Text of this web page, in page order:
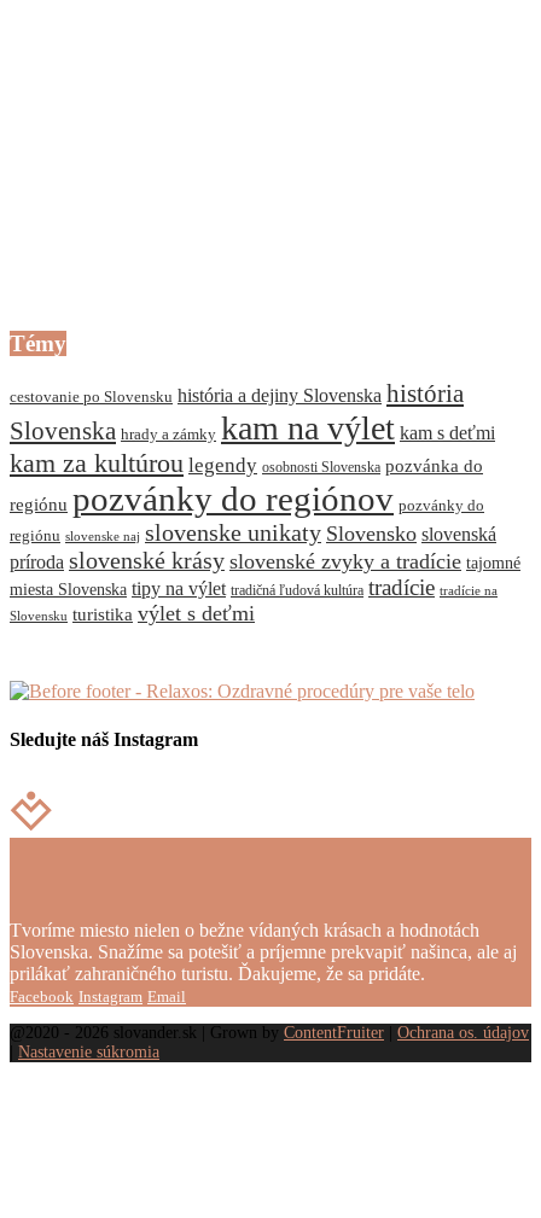
Témy
cestovanie po Slovensku história a dejiny Slovenska história
Slovenska hrady a zámky kam na výlet kam s deťmi
kam za kultúrou legendy osobnosti Slovenska pozvánka do
regiónu pozvánky do regiónov pozvánky do
regiónu slovenske naj slovenske unikaty Slovensko slovenská
príroda slovenské krásy slovenské zvyky a tradície tajomné
miesta Slovenska tipy na výlet tradičná ľudová kultúra tradície tradície na
Slovensku turistika výlet s deťmi
Sledujte náš Instagram
Tvoríme miesto nielen o bežne vídaných krásach a hodnotách
Slovenska. Snažíme sa potešiť a príjemne prekvapiť našinca, ale aj
prilákať zahraničného turistu. Ďakujeme, že sa pridáte.
Facebook Instagram Email
@2020 - 2026 slovander.sk | Grown by ContentFruiter
Ochrana os. údajov
Nastavenie súkromia